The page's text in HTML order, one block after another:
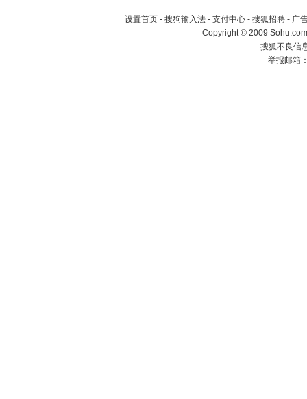
设置首页 - 搜狗输入法 - 支付中心 - 搜狐招聘 - 广
Copyright © 2009
搜狐不良信
举报邮箱